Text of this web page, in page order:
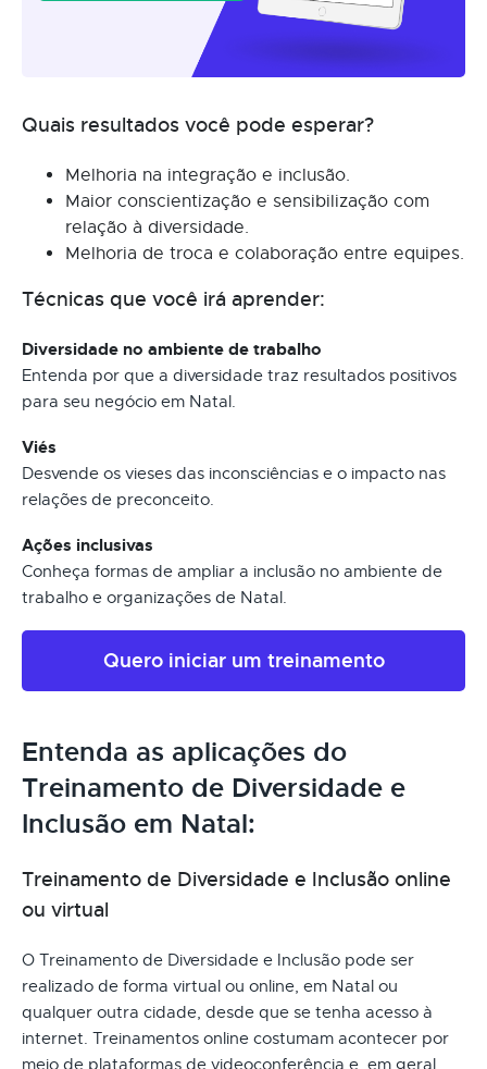
Quais resultados você pode esperar?
Melhoria na integração e inclusão.
Maior conscientização e sensibilização com
relação à diversidade.
Melhoria de troca e colaboração entre equipes.
Técnicas que você irá aprender:
Diversidade no ambiente de trabalho
Entenda por que a diversidade traz resultados positivos
para seu negócio em Natal.
Viés
Desvende os vieses das inconsciências e o impacto nas
relações de preconceito.
Ações inclusivas
Conheça formas de ampliar a inclusão no ambiente de
trabalho e organizações de Natal.
Quero iniciar um treinamento
Entenda as aplicações do
Treinamento de Diversidade e
Inclusão em Natal:
Treinamento de Diversidade e Inclusão online
ou virtual
O Treinamento de Diversidade e Inclusão pode ser
realizado de forma virtual ou online, em Natal ou
qualquer outra cidade, desde que se tenha acesso à
internet. Treinamentos online costumam acontecer por
meio de plataformas de videoconferência e, em geral,